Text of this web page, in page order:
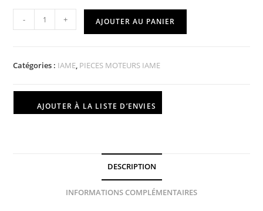
- + AJOUTER AU PANIER
Catégories : IAME, PIECES MOTEURS IAME
AJOUTER À LA LISTE D’ENVIES
DESCRIPTION
INFORMATIONS COMPLÉMENTAIRES